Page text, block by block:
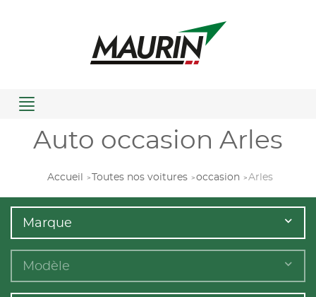
Menu
Auto occasion Arles
Accueil Toutes nos voitures occasion Arles
Marque
Modèle